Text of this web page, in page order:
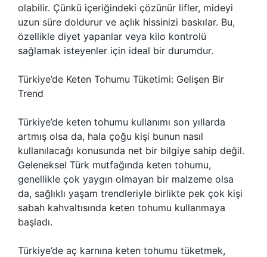
olabilir. Çünkü içeriğindeki çözünür lifler, mideyi
uzun süre doldurur ve açlık hissinizi baskılar. Bu,
özellikle diyet yapanlar veya kilo kontrolü
sağlamak isteyenler için ideal bir durumdur.
Türkiye’de Keten Tohumu Tüketimi: Gelişen Bir
Trend
Türkiye’de keten tohumu kullanımı son yıllarda
artmış olsa da, hala çoğu kişi bunun nasıl
kullanılacağı konusunda net bir bilgiye sahip değil.
Geleneksel Türk mutfağında keten tohumu,
genellikle çok yaygın olmayan bir malzeme olsa
da, sağlıklı yaşam trendleriyle birlikte pek çok kişi
sabah kahvaltısında keten tohumu kullanmaya
başladı.
Türkiye’de aç karnına keten tohumu tüketmek,